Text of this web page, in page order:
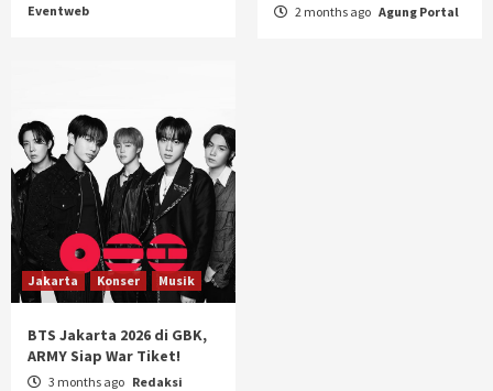
Eventweb
2 months ago Agung Portal
Jakarta Konser Musik
BTS Jakarta 2026 di GBK,
ARMY Siap War Tiket!
3 months ago Redaksi